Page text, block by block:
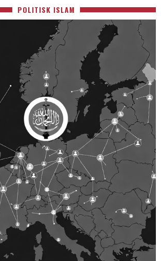
POLITISK ISLAM